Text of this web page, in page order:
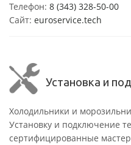
Телефон: 8 (343) 328-50-00
Сайт: euroservice.tech
Установка и
Холодильники и
Установку и подключение
сертифицированные